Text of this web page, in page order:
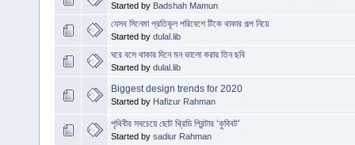
Started by Badshah Mamun
যেসব সিনেমা প্রতিকূল পরিবেশে টিকে থাকার গল্প নিয়ে
Started by dulal.lib
ঘরে বসে থাকার দিনে মন ভালো করার তিন ছবি
Started by dulal.lib
Biggest design trends for 2020
Started by Hafizur Rahman
পৃথিবীর সবচেয়ে ছোট থ্রিডি প্রিন্টার ‘কুবিবট’
Started by sadiur Rahman